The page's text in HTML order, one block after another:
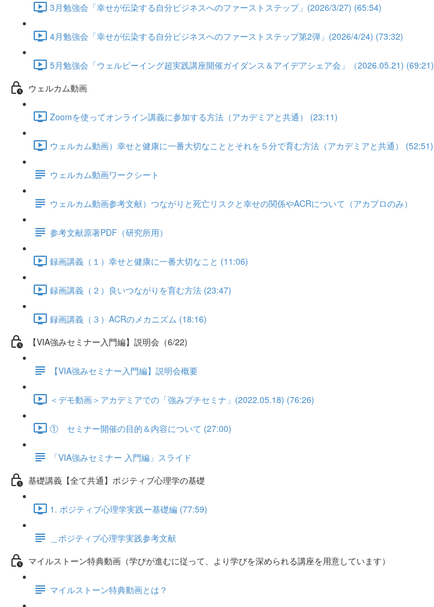
3月勉強会「幸せが伝染する自分ビジネスへのファーストステップ」(2026/3/27) (65:54)
4月勉強会「幸せが伝染する自分ビジネスへのファーストステップ第2弾」(2026/4/24) (73:32)
5月勉強会「ウェルビーイング超実践講座開催ガイダンス＆アイデアシェア会」（2026.05.21) (69:21)
ウェルカム動画
Zoomを使ってオンライン講義に参加する方法（アカデミアと共通） (23:11)
ウェルカム動画）幸せと健康に一番大切なこととそれを５分で育む方法（アカデミアと共通） (52:51)
ウェルカム動画ワークシート
ウェルカム動画参考文献）つながりと死亡リスクと幸せの関係やACRについて（アカプロのみ）
参考文献原著PDF（研究所用）
録画講義（１）幸せと健康に一番大切なこと (11:06)
録画講義（２）良いつながりを育む方法 (23:47)
録画講義（３）ACRのメカニズム (18:16)
【VIA強みセミナー入門編】説明会（6/22)
【VIA強みセミナー入門編】説明会概要
＜デモ動画＞アカデミアでの「強みプチセミナ」(2022.05.18) (76:26)
① セミナー開催の目的＆内容について (27:00)
「VIA強みセミナー 入門編」スライド
基礎講義【全て共通】ポジティブ心理学の基礎
1. ポジティブ心理学実践ー基礎編 (77:59)
＿ポジティブ心理学実践参考文献
マイルストーン特典動画（学びが進むに従って、より学びを深められる講座を用意しています）
マイルストーン特典動画とは？